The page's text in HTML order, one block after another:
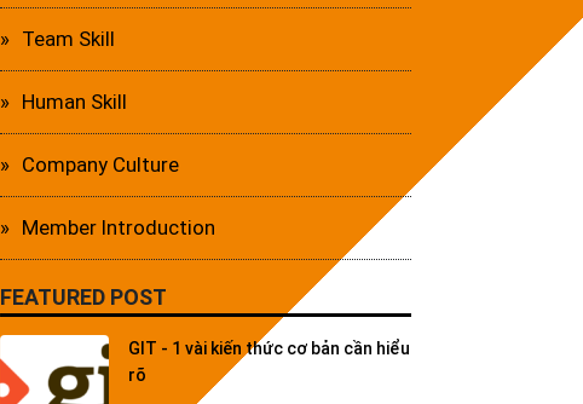
Team Skill
Human Skill
Company Culture
Member Introduction
FEATURED POST
GIT - 1 vài kiến thức cơ bản cần hiểu
rõ